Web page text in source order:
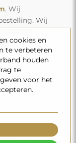
. Wij
Wij
cookies en
te verbeteren
houden
te
voor het